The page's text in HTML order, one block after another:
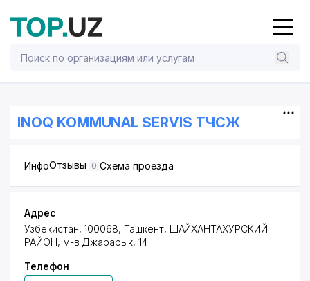
INOQ KOMMUNAL SERVIS ТЧСЖ
ИнфоОтзывы 0 Схема проезда
Адрес
Узбекистан, 100068, Ташкент, ШАЙХАНТАХУРСКИЙ
РАЙОН, м-в Джарарык, 14
Телефон